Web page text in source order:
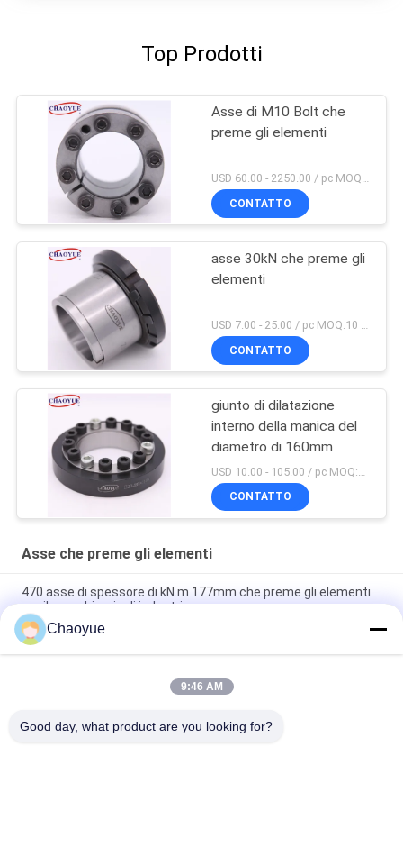
Top Prodotti
Asse di M10 Bolt che
preme gli elementi
CONTATTO
asse 30kN che preme gli
elementi
CONTATTO
giunto di dilatazione
interno della manica del
diametro di 160mm
CONTATTO
Asse che preme gli elementi
470 asse di spessore di kN.m 177mm che preme gli elementi
per il macchinario di industria
Boccola Keyless di climax del nero 1240 N.M M75 Bolt per la
serratura dell'asse
Asse esterna di lunghezza 88mm del diametro 120mm che
Chaoyue
9:46 AM
Good day, what product are you looking for?